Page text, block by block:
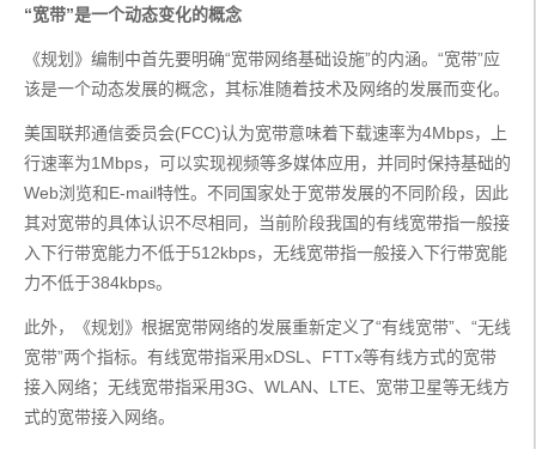
“宽带”是一个动态变化的概念
《规划》编制中首先要明确“宽带网络基础设施”的内涵。“宽带”应
该是一个动态发展的概念，其标准随着技术及网络的发展而变化。
美国联邦通信委员会(FCC)认为宽带意味着下载速率为4Mbps，上
行速率为1Mbps，可以实现视频等多媒体应用，并同时保持基础的
Web浏览和E-mail特性。不同国家处于宽带发展的不同阶段，因此
其对宽带的具体认识不尽相同，当前阶段我国的有线宽带指一般接
入下行带宽能力不低于512kbps，无线宽带指一般接入下行带宽能
力不低于384kbps。
此外，《规划》根据宽带网络的发展重新定义了“有线宽带”、“无线
宽带”两个指标。有线宽带指采用xDSL、FTTx等有线方式的宽带
接入网络；无线宽带指采用3G、WLAN、LTE、宽带卫星等无线方
式的宽带接入网络。